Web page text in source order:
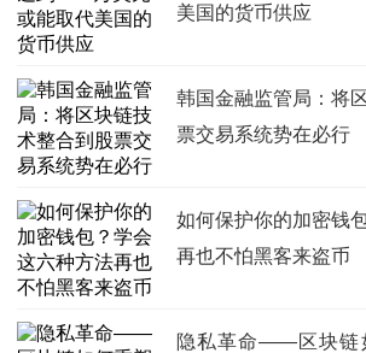
美国的货币供应
韩国金融监管局：将
票交易系统势在必行
如何保护你的加密钱
再也不怕黑客来盗币
隐私革命——区块链